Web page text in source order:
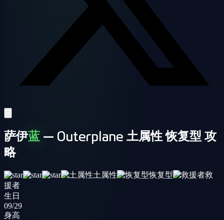
萨伊蓝 — Outerplane 土属性 恢复型 攻
略
土属性 恢复型
救
援者
生日
09/29
身高